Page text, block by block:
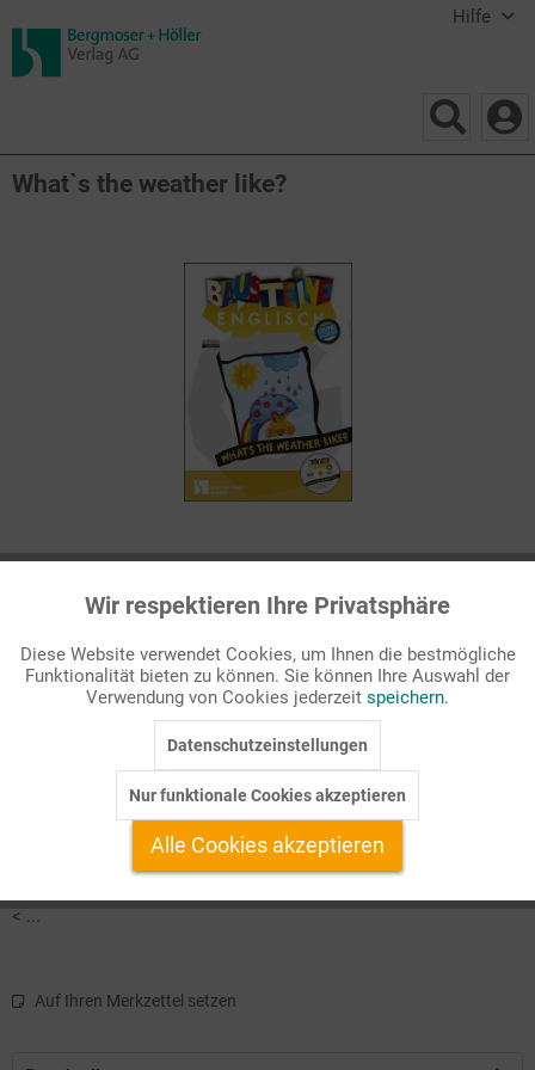
Hilfe
What`s the weather like?
Sachthemen
Baustein 1: My weather
Baustein 2: About the weather
Baustein 3: Weather fun
Baustein 4: A sunny day
In dieser Ausgabe von "Bausteine Englisch" dreht sich alles um
die Frage "What's the weather like?".
stellt das für Grundschüler relevante
< ...
Auf Ihren Merkzettel setzen
Funktionale Aktiv
Marketing Inaktiv
Inaktiv
Wir respektieren Ihre Privatsphäre
Diese Website verwendet Cookies, um Ihnen die bestmögliche
Funktionalität bieten zu können. Sie können Ihre Auswahl der
Verwendung von Cookies jederzeit speichern.
Datenschutzeinstellungen
Nur funktionale Cookies akzeptieren
Alle Cookies akzeptieren